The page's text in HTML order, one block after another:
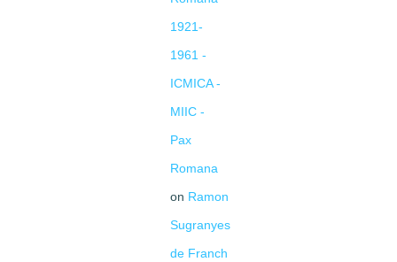
1921-
1961 -
ICMICA -
MIIC -
Pax
Romana
on Ramon
Sugranyes
de Franch